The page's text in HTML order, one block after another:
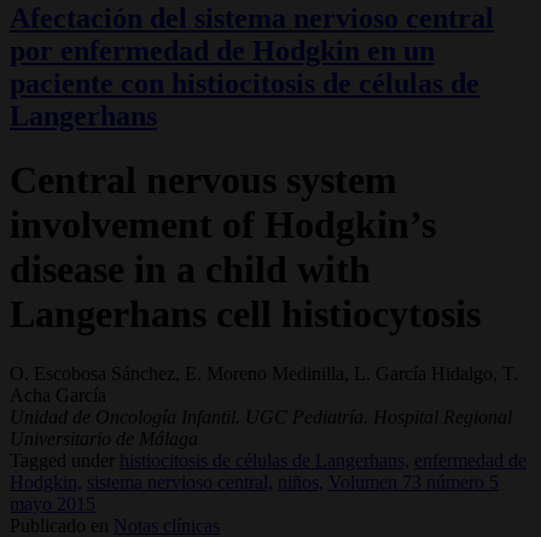
Afectación del sistema nervioso central
por enfermedad de Hodgkin en un
paciente con histiocitosis de células de
Langerhans
Central nervous system
involvement of Hodgkin’s
disease in a child with
Langerhans cell histiocytosis
O. Escobosa Sánchez, E. Moreno Medinilla, L. García Hidalgo, T.
Acha García
Unidad de Oncología Infantil. UGC Pediatría. Hospital Regional
Universitario de Málaga
Tagged under
histiocitosis de células de Langerhans, enfermedad de
Hodgkin,
sistema nervioso central, niños,
Volumen 73 número 5
mayo 2015
Publicado en
Notas clínicas